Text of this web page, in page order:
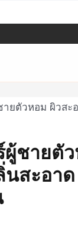
ชายตั
นสะอาด